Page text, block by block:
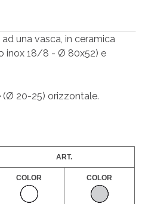
ad una vasca, in ceramica
inox 18/8 - Ø 80x52) e
20-25) orizzontale.
ART.
COLOR COLOR